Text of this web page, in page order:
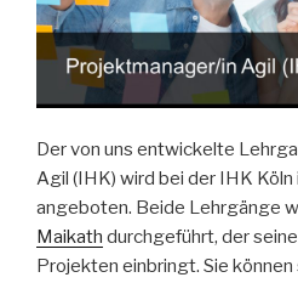
Der von uns entwickelte
Agil (IHK) wird bei der IHK Köln
angeboten. Beide Lehrgänge
Maikath durchgeführt, der
Projekten einbringt. Sie